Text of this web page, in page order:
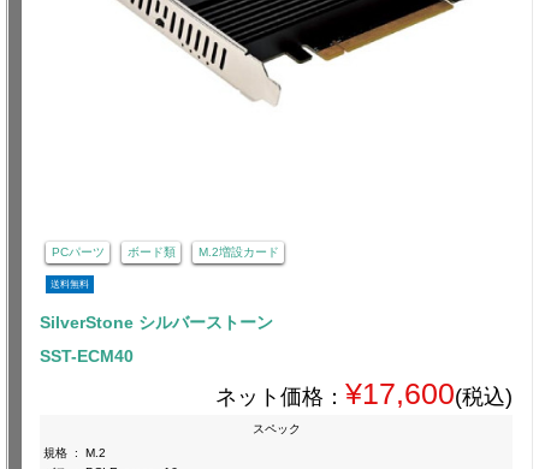
PCパーツ ボード類 M.2増設カード
送料無料
SilverStone シルバーストーン
SST-ECM40
ネット価格： ¥17,600(税込)
スペック
規格 :
M.2